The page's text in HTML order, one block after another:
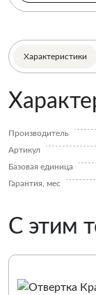
Характеристики
Производитель
Артикул
Базовая единица
Гарантия, мес
С этим